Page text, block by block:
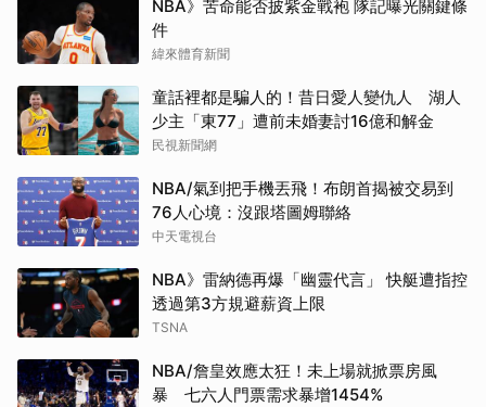
NBA》苦命能否披紫金戰袍 隊記曝光關鍵條
件
緯來體育新聞
童話裡都是騙人的！昔日愛人變仇人 湖人
少主「東77」遭前未婚妻討16億和解金
民視新聞網
NBA/氣到把手機丟飛！布朗首揭被交易到
76人心境：沒跟塔圖姆聯絡
中天電視台
NBA》雷納德再爆「幽靈代言」 快艇遭指控
透過第3方規避薪資上限
TSNA
NBA/詹皇效應太狂！未上場就掀票房風
暴 七六人門票需求暴增1454%